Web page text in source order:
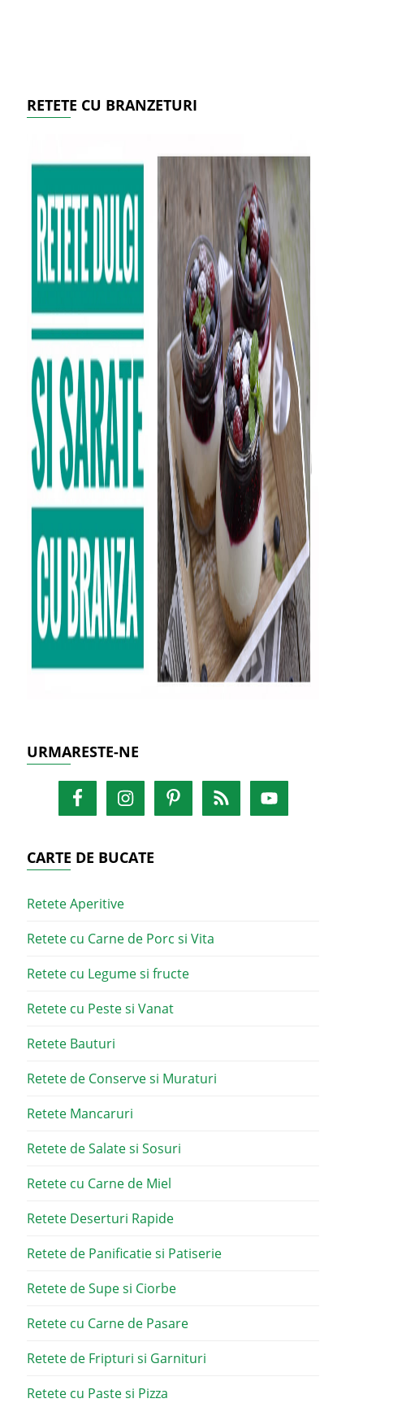
RETETE CU BRANZETURI
URMARESTE-NE
CARTE DE BUCATE
Retete Aperitive
Retete cu Carne de Porc si Vita
Retete cu Legume si fructe
Retete cu Peste si Vanat
Retete Bauturi
Retete de Conserve si Muraturi
Retete Mancaruri
Retete de Salate si Sosuri
Retete cu Carne de Miel
Retete Deserturi Rapide
Retete de Panificatie si Patiserie
Retete de Supe si Ciorbe
Retete cu Carne de Pasare
Retete de Fripturi si Garnituri
Retete cu Paste si Pizza